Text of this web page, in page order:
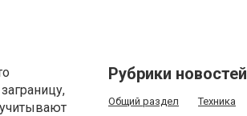
Рубрики новостей
Общий раздел Техника